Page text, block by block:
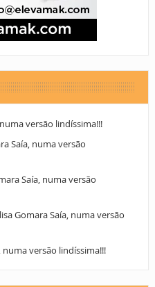
versão lindíssima!!!
Saía, numa versão
Saía, numa versão
Gomara Saía, numa versão
numa versão lindíssima!!!